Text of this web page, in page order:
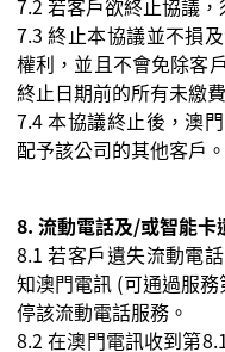
7.2 若客戶欲終止協議
7.3終止本協議並不損
權利，並且不會免除客
終止日期前的所有未繳
7.4本協議終止後，澳
配予該公司的其他客戶。
8. 流動電話及/或智能卡
8.1若客戶遺失流動電
知澳門電訊 (可通過服
停該流動電話服務。
8.2在澳門電訊收到第